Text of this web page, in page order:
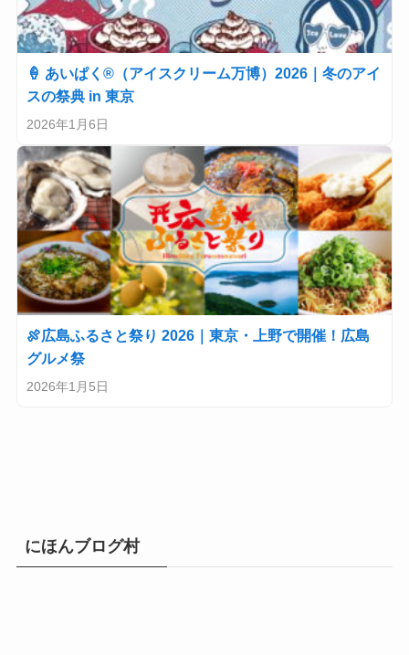
🍦 あいぱく®（アイスクリーム万博）2026｜冬のアイ
スの祭典 in 東京
2026年1月6日
🍖広島ふるさと祭り 2026｜東京・上野で開催！広島
グルメ祭
2026年1月5日
にほんブログ村